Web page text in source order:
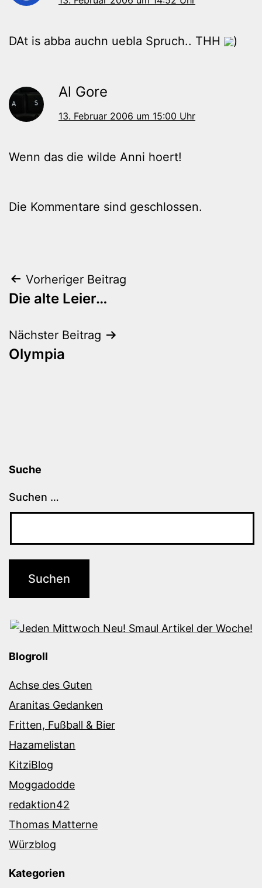
DAt is abba auchn uebla Spruch.. THH )
Al Gore
13. Februar 2006 um 15:00 Uhr
Wenn das die wilde Anni hoert!
Die Kommentare sind geschlossen.
Beitragsnavigation
Vorheriger Beitrag
Die alte Leier…
Nächster Beitrag
Olympia
Suche
Suchen …
Blogroll
Achse des Guten
Aranitas Gedanken
Fritten, Fußball & Bier
Hazamelistan
KitziBlog
Moggadodde
redaktion42
Thomas Matterne
Würzblog
Kategorien